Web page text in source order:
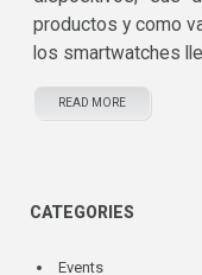
productos y como
los smartwatches
READ MORE
CATEGORIES
Events